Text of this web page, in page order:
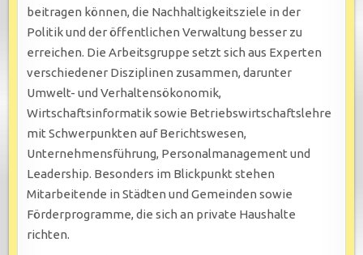
beitragen können, die Nachhaltigkeitsziele in der
Politik und der öffentlichen Verwaltung besser zu
erreichen. Die Arbeitsgruppe setzt sich aus Experten
verschiedener Disziplinen zusammen, darunter
Umwelt- und Verhaltensökonomik,
Wirtschaftsinformatik sowie Betriebswirtschaftslehre
mit Schwerpunkten auf Berichtswesen,
Unternehmensführung, Personalmanagement und
Leadership. Besonders im Blickpunkt stehen
Mitarbeitende in Städten und Gemeinden sowie
Förderprogramme, die sich an private Haushalte
richten.